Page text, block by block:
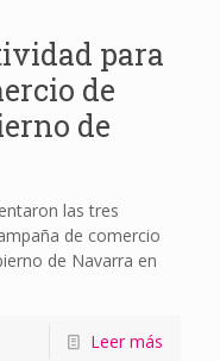
para
de
de
las tres
de comercio
de Navarra en
Leer más